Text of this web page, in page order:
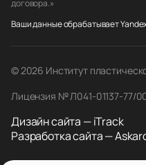
договора.»
Ваши данные обрабатывает
© 2026 Институт
Лицензия № Л041-01137-77/
Дизайн сайта — iTrack
Разработка сайта —